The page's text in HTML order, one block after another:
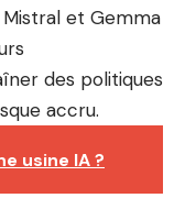
et Gemma
des politiques
accru.
usine IA ?